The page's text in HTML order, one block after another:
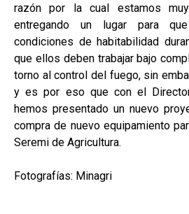
razón por la cual estamos
entregando un lugar para
condiciones de habitabilidad
que ellos deben trabajar bajo
torno al control del fuego, sin
y es por eso que con el
hemos presentado un nuevo
compra de nuevo equipamiento
Seremi de Agricultura.
Fotografías: Minagri